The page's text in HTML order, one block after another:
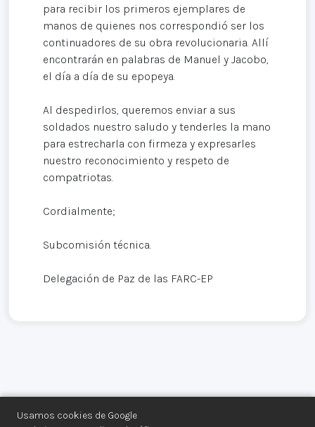
Usamos cookies de Google
para recibir los primeros ejemplares de
manos de quienes nos correspondió ser los
continuadores de su obra revolucionaria. Allí
encontrarán en palabras de Manuel y Jacobo,
el día a día de su epopeya.
Al despedirlos, queremos enviar a sus
soldados nuestro saludo y tenderles la mano
para estrecharla con firmeza y expresarles
nuestro reconocimiento y respeto de
compatriotas.
Cordialmente;
Subcomisión técnica.
Delegación de Paz de las FARC-EP